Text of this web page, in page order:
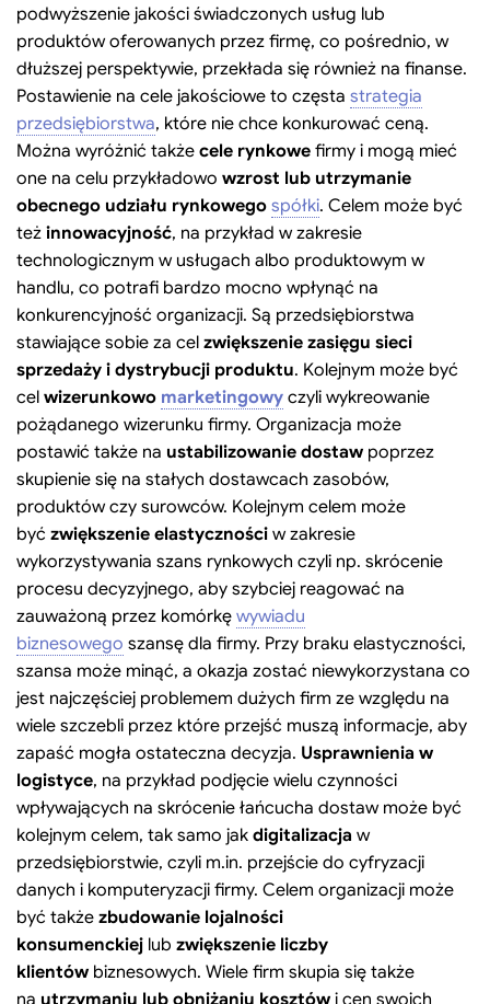
podwyższenie jakości świadczonych usług lub
produktów oferowanych przez firmę, co pośrednio, w
dłuższej perspektywie, przekłada się również na finanse.
Postawienie na cele jakościowe to częsta strategia
przedsiębiorstwa, które nie chce konkurować ceną.
Można wyróżnić także cele rynkowe firmy i mogą mieć
one na celu przykładowo wzrost lub utrzymanie
obecnego udziału rynkowego spółki. Celem może być
też innowacyjność, na przykład w zakresie
technologicznym w usługach albo produktowym w
handlu, co potrafi bardzo mocno wpłynąć na
konkurencyjność organizacji. Są przedsiębiorstwa
stawiające sobie za cel zwiększenie zasięgu sieci
sprzedaży i dystrybucji produktu. Kolejnym może być
cel wizerunkowo marketingowy czyli wykreowanie
pożądanego wizerunku firmy. Organizacja może
postawić także na ustabilizowanie dostaw poprzez
skupienie się na stałych dostawcach zasobów,
produktów czy surowców. Kolejnym celem może
być zwiększenie elastyczności w zakresie
wykorzystywania szans rynkowych czyli np. skrócenie
procesu decyzyjnego, aby szybciej reagować na
zauważoną przez komórkę wywiadu
biznesowego szansę dla firmy. Przy braku elastyczności,
szansa może minąć, a okazja zostać niewykorzystana co
jest najczęściej problemem dużych firm ze względu na
wiele szczebli przez które przejść muszą informacje, aby
zapaść mogła ostateczna decyzja. Usprawnienia w
logistyce, na przykład podjęcie wielu czynności
wpływających na skrócenie łańcucha dostaw może być
kolejnym celem, tak samo jak digitalizacja w
przedsiębiorstwie, czyli m.in. przejście do cyfryzacji
danych i komputeryzacji firmy. Celem organizacji może
być także zbudowanie lojalności
konsumenckiej lub zwiększenie liczby
klientów biznesowych. Wiele firm skupia się także